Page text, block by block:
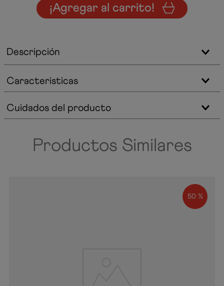
¡Agregar al carrito!
Descripción
Caracteristicas
Cuidados del producto
Productos Similares
50 %